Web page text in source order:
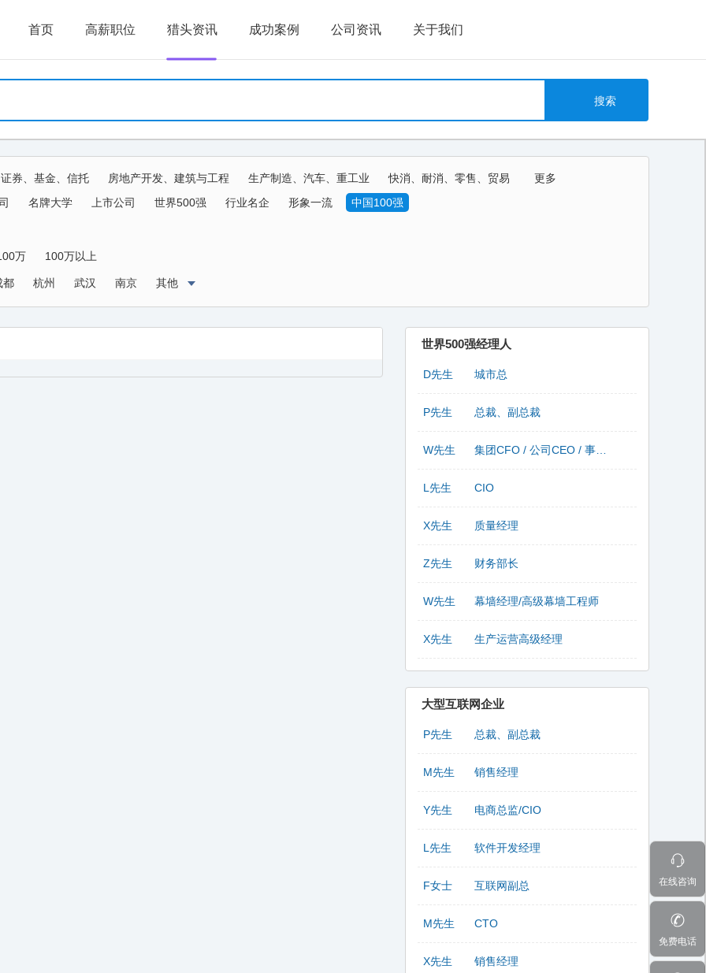
首页 高薪职位 猎头资讯 成功案例 公司资讯 关于我们
券、基金、信托 房地产开发、建筑与工程 生产制造、汽车、重工业
快消、耐消、零售、贸易
物、器械
传媒、公关、广告、娱乐 物流、运输、仓储、交通
教育、培训、艺术
更多
名牌大学 上市公司 世界500强 行业名企 形象一流 中国100强
万 100万以上
都 杭州 武汉 南京 其他
世界500强经理人
D先生 城市总
P先生 总裁、副总裁
W先生
L先生 CIO
X先生 质量经理
Z先生 财务部长
W先生 幕墙经理/高级幕墙工程师
X先生 生产运营高级经理
大型互联网企业
P先生 总裁、副总裁
M先生 销售经理
Y先生 电商总监/CIO
L先生 软件开发经理
F女士 互联网副总
M先生 CTO
X先生 销售经理
在线咨询
免费电话